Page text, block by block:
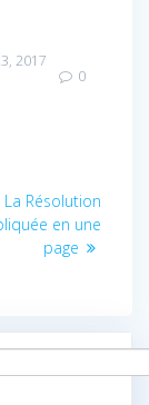
2017
0
Article
suivant
La Résolution
en une
page